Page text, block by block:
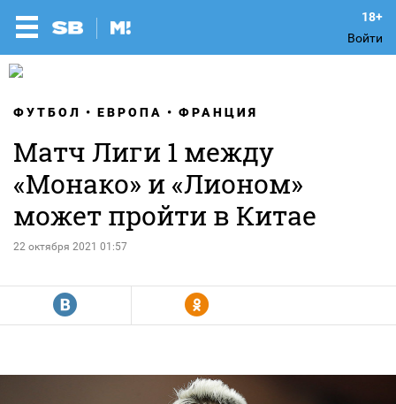
Войти
ФУТБОЛ ЕВРОПА ФРАНЦИЯ
Матч Лиги 1 между
«Монако» и «Лионом»
может пройти в Китае
22 октября 2021 01:57
R Y